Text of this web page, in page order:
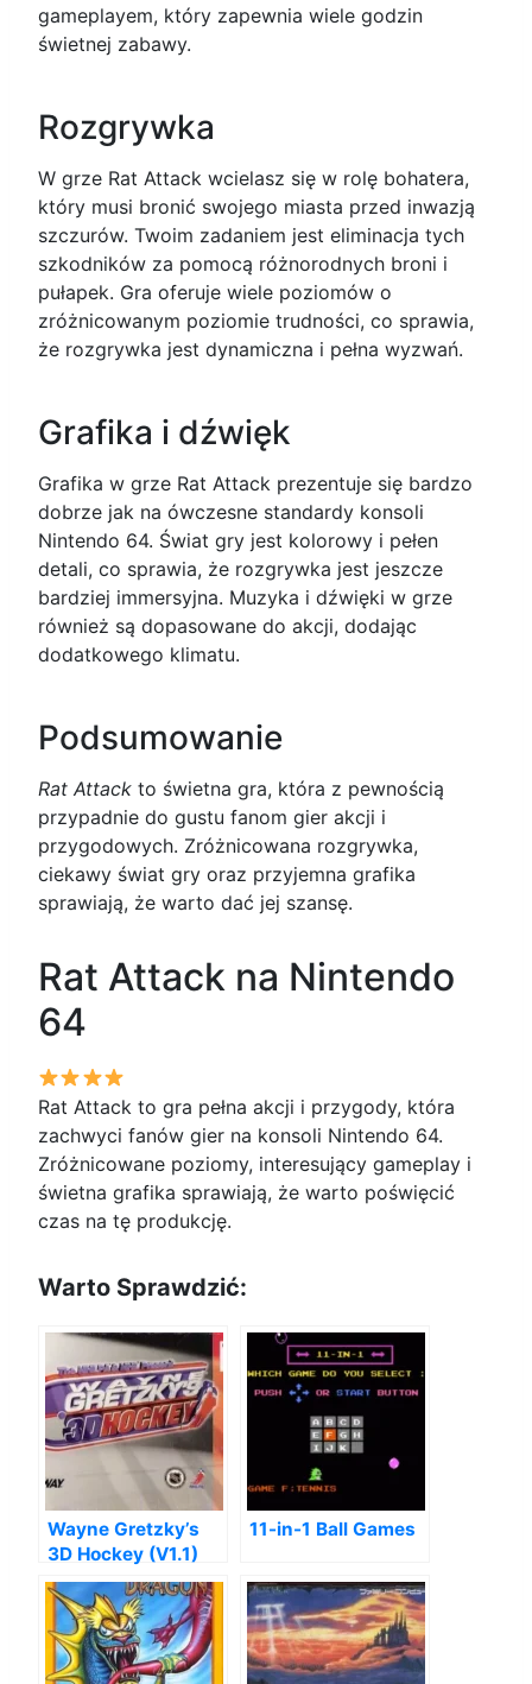
gameplayem, który zapewnia wiele godzin
świetnej zabawy.
Rozgrywka
W grze Rat Attack wcielasz się w rolę bohatera,
który musi bronić swojego miasta przed inwazją
szczurów. Twoim zadaniem jest eliminacja tych
szkodników za pomocą różnorodnych broni i
pułapek. Gra oferuje wiele poziomów o
zróżnicowanym poziomie trudności, co sprawia,
że rozgrywka jest dynamiczna i pełna wyzwań.
Grafika i dźwięk
Grafika w grze Rat Attack prezentuje się bardzo
dobrze jak na ówczesne standardy konsoli
Nintendo 64. Świat gry jest kolorowy i pełen
detali, co sprawia, że rozgrywka jest jeszcze
bardziej immersyjna. Muzyka i dźwięki w grze
również są dopasowane do akcji, dodając
dodatkowego klimatu.
Podsumowanie
Rat Attack to świetna gra, która z pewnością
przypadnie do gustu fanom gier akcji i
przygodowych. Zróżnicowana rozgrywka,
ciekawy świat gry oraz przyjemna grafika
sprawiają, że warto dać jej szansę.
Rat Attack na Nintendo
64
Rat Attack to gra pełna akcji i przygody, która
zachwyci fanów gier na konsoli Nintendo 64.
Zróżnicowane poziomy, interesujący gameplay i
świetna grafika sprawiają, że warto poświęcić
czas na tę produkcję.
Warto Sprawdzić:
Wayne Gretzky’s
3D Hockey (V1.1)
11-in-1 Ball Games